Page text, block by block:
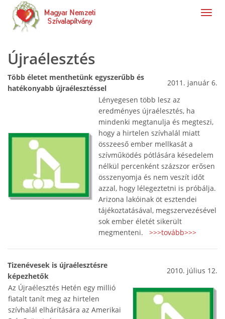
Újraélesztés
Több életet menthetünk egyszerűbb és
hatékonyabb újraélesztéssel
2011. január 6.
Lényegesen több lesz az
eredményes újraélesztés, ha
mindenki megtanulja és megteszi,
hogy a hirtelen szívhalál miatt
összeeső ember mellkasát a
szívműködés pótlására késedelem
nélkül percenként százszor erősen
összenyomja és nem veszít időt
azzal, hogy lélegeztetni is próbálja.
Arizona lakóinak öt esztendei
tájékoztatásával, megszervezésével
sok ember életét sikerült
megmenteni. >>>tovább>>>
Tizenévesek is újraélesztésre
képezhetők
2010. július 12.
Az Újraélesztés Hetén egy millió
fiatalt tanít meg az hirtelen
szívhalál elhárítására az Amerikai